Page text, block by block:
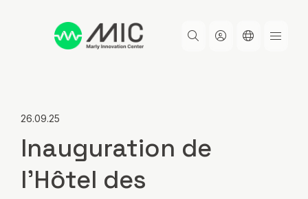
26.09.25
Inauguration de
l’Hôtel des